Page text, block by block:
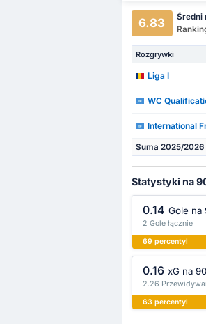
6.83
Średni
Rozgrywki
Liga I
WC
International
Suma 2025/2026
Statystyki na
0.14 Gole na
2 Gole łącznie
69 percentyl
0.16 xG na
2.26
63 percentyl